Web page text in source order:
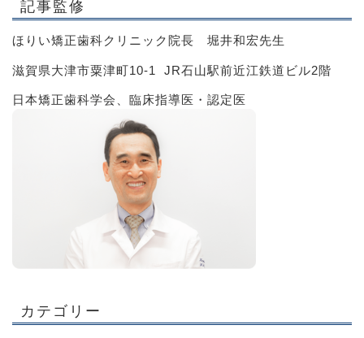
記事監修
ほりい矯正歯科クリニック院長 堀井和宏先生
滋賀県大津市粟津町10-1 JR石山駅前近江鉄道ビル2階
日本矯正歯科学会、臨床指導医・認定医
カテゴリー